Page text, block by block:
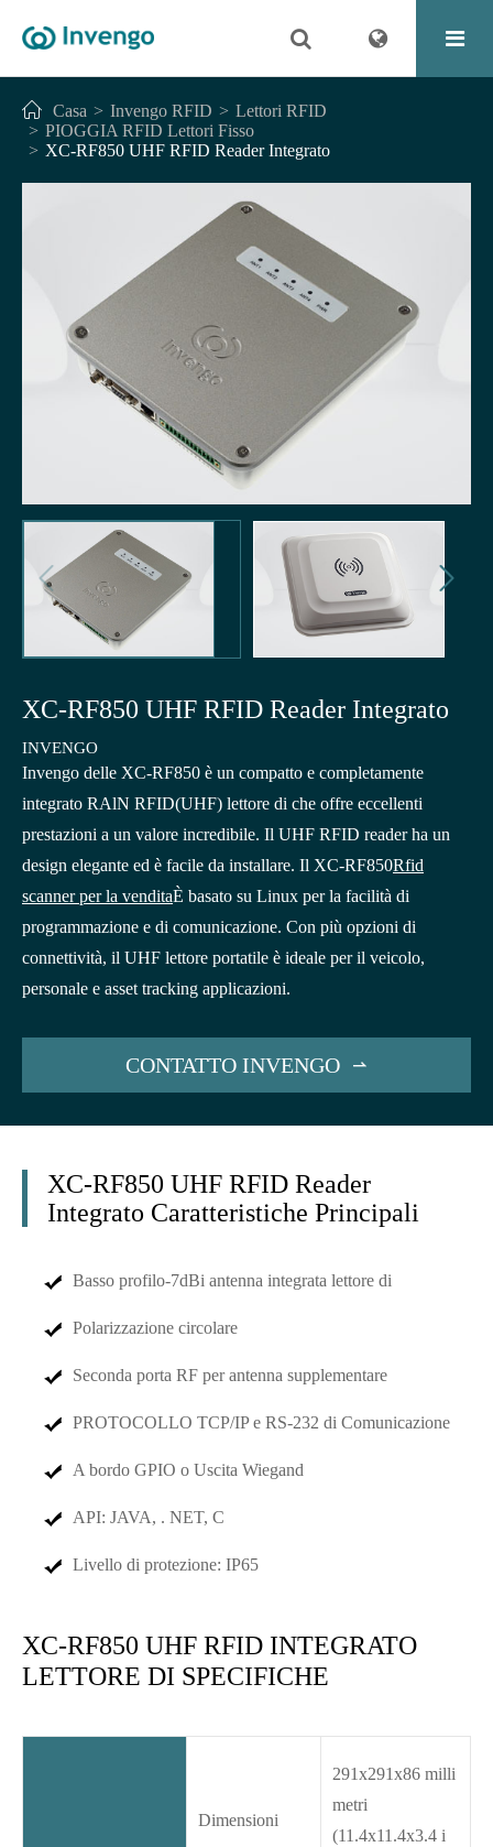
Casa Invengo RFID
Lettori RFID
PIOGGIA RFID Lettori Fisso
XC-RF850 UHF RFID Reader Integrato
 
XC-RF850 UHF RFID Reader Integrato
INVENGO
Invengo delle XC-RF850 è un compatto e completamente
integrato RAlN RFID(UHF) lettore di che offre eccellenti
prestazioni a un valore incredibile. Il UHF RFID reader ha un
design elegante ed è facile da installare. Il XC-RF850Rfid
scanner per la venditaÈ basato su Linux per la facilità di
programmazione e di comunicazione. Con più opzioni di
connettività, il UHF lettore portatile è ideale per il veicolo,
personale e asset tracking applicazioni.
CONTATTO INVENGO 
XC-RF850 UHF RFID Reader
Integrato Caratteristiche Principali
Basso profilo-7dBi antenna integrata lettore di
Polarizzazione circolare
Seconda porta RF per antenna supplementare
PROTOCOLLO TCP/IP e RS-232 di Comunicazione
A bordo GPIO o Uscita Wiegand
API: JAVA, . NET, C
Livello di protezione: IP65
XC-RF850 UHF RFID INTEGRATO
LETTORE DI SPECIFICHE
Dimensioni
291x291x86 milli
metri
(11.4x11.4x3.4 i